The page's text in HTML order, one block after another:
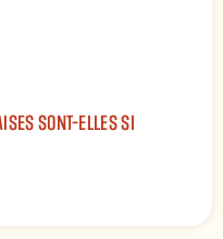
SONT-ELLES SI